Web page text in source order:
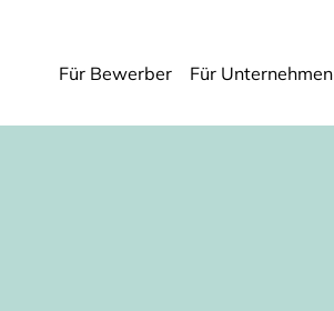
Für Bewerber Für Unternehmen